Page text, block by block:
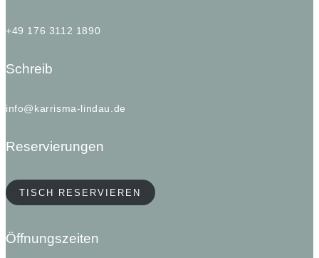
+49 176 3112 1890
Schreib
info@karrisma-lindau.de
Reservierungen
TISCH RESERVIEREN
Öffnungszeiten